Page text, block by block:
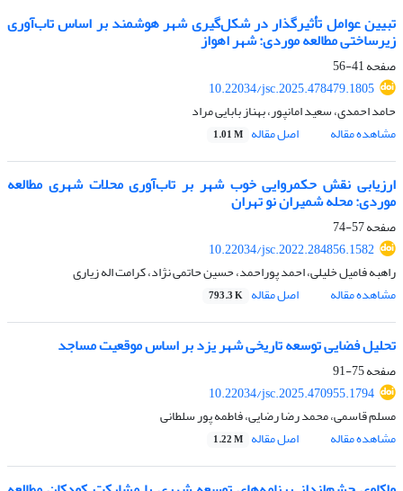
تبیین عوامل تأثیرگذار در شکل‌گیری شهر هوشمند بر اساس تاب‌آوری
زیرساختی مطالعه موردی: شهر اهواز
صفحه41-56
10.22034/jsc.2025.478479.1805
حامد احمدی، سعید امانپور، بهناز بابایی مراد
مشاهده مقاله
اصل مقاله 1.01 M
ارزیابی نقش حکمروایی خوب شهر بر تاب‌آوری محلات شهری مطالعه
موردی: محله شمیران نو تهران
صفحه57-74
10.22034/jsc.2022.284856.1582
راهبه فامیل خلیلی، احمد پوراحمد، حسین حاتمی نژاد، کرامت اله زیاری
مشاهده مقاله
اصل مقاله 793.3 K
تحلیل فضایی توسعه تاریخی شهر یزد بر اساس موقعیت مساجد
صفحه75-91
10.22034/jsc.2025.470955.1794
مسلم قاسمی، محمد رضا رضایی، فاطمه پور سلطانی
مشاهده مقاله
اصل مقاله 1.22 M